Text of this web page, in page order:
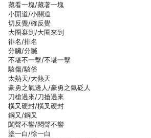
藏看一塊/藏著一塊
小開道/小關道
切反覺/確反覺
大圈棄到/大圈來到
徘名/排名
分臟/分贓
不堪不一擊/不堪一擊
駭傷/駭俗
太熱天/大熱天
豪勇之氣邊人/豪勇之氣砭人
刀槍過來/刀搶過來
橫又硬封/橫叉硬封
鋼又/鋼叉
闖聲不響/悶聲不響
塗一白/徐一白